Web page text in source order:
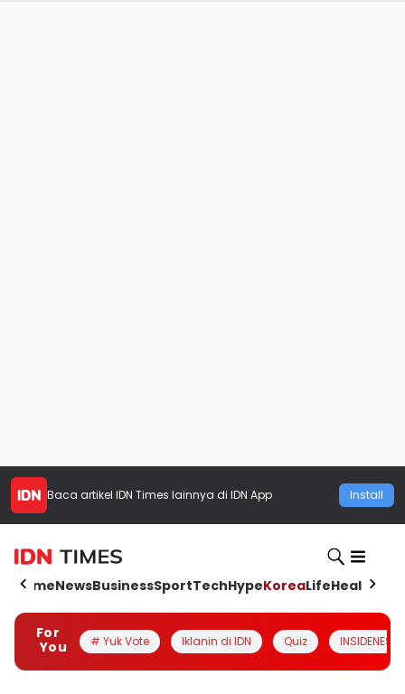
Baca artikel IDN Times lainnya di IDN App Install
HomeNewsBusinessSportTechHypeKoreaLifeHealth
For
You
# Yuk Vote Iklanin di IDN Quiz INSIDENESIA